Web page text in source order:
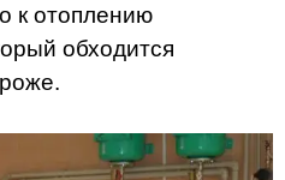
к отоплению
обходится